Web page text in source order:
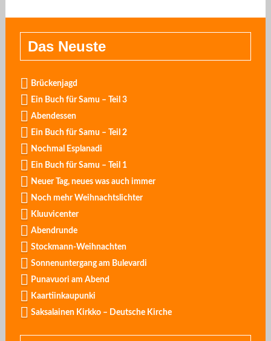
Das Neuste
Brückenjagd
Ein Buch für Samu – Teil 3
Abendessen
Ein Buch für Samu – Teil 2
Nochmal Esplanadi
Ein Buch für Samu – Teil 1
Neuer Tag, neues was auch immer
Noch mehr Weihnachtslichter
Kluuvicenter
Abendrunde
Stockmann-Weihnachten
Sonnenuntergang am Bulevardi
Punavuori am Abend
Kaartiinkaupunki
Saksalainen Kirkko – Deutsche Kirche